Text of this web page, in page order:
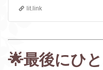
lit.link
🌟最後にひ